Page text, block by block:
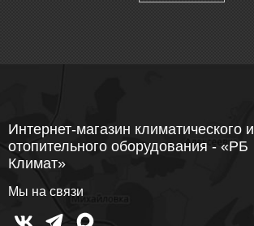
Интернет-магазин климатического и
отопительного оборудования - «РБ
Климат»
Мы на связи